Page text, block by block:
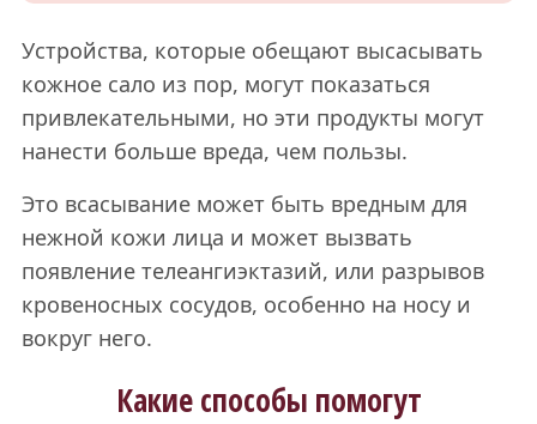
Устройства, которые обещают высасывать
кожное сало из пор, могут показаться
привлекательными, но эти продукты могут
нанести больше вреда, чем пользы.
Это всасывание может быть вредным для
нежной кожи лица и может вызвать
появление телеангиэктазий, или разрывов
кровеносных сосудов, особенно на носу и
вокруг него.
Какие способы помогут